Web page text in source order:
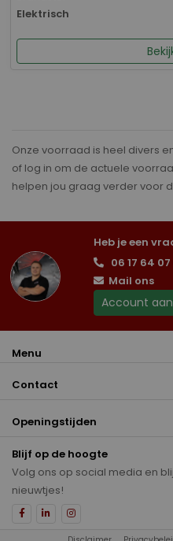
Elektrisch
Onze voorraad is heel divers
of log in om de actuele
helpen jou graag verder voor
Heb je een
06 17 64 07
Mail ons
Account
Menu
Contact
Openingstijden
Blijf op de hoogte
Volg ons op social media en
nieuwtjes!